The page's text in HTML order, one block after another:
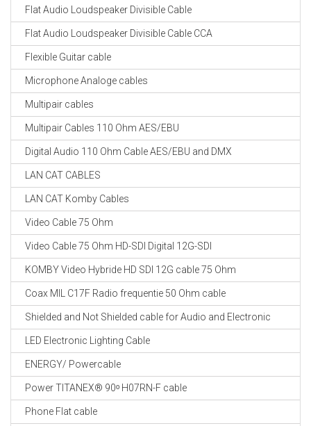
Flat Audio Loudspeaker Divisible Cable
Flat Audio Loudspeaker Divisible Cable CCA
Flexible Guitar cable
Microphone Analoge cables
Multipair cables
Multipair Cables 110 Ohm AES/EBU
Digital Audio 110 Ohm Cable AES/EBU and DMX
LAN CAT CABLES
LAN CAT Komby Cables
Video Cable 75 Ohm
Video Cable 75 Ohm HD-SDI Digital 12G-SDI
KOMBY Video Hybride HD SDI 12G cable 75 Ohm
Coax MIL C17F Radio frequentie 50 Ohm cable
Shielded and Not Shielded cable for Audio and Electronic
LED Electronic Lighting Cable
ENERGY/ Powercable
Power TITANEX® 90ᵒ H07RN-F cable
Phone Flat cable